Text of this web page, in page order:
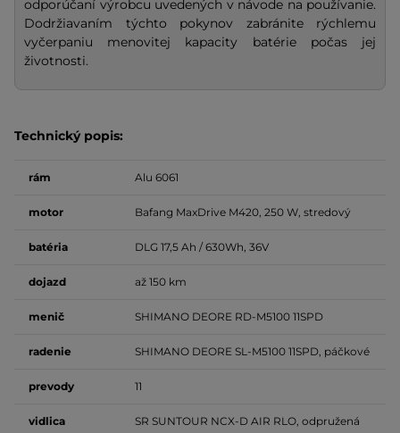
odporúčaní výrobcu uvedených v návode na používanie.
Dodržiavaním týchto pokynov zabránite rýchlemu
vyčerpaniu menovitej kapacity batérie počas jej
životnosti.
Technický popis:
rám Alu 6061
motor Bafang MaxDrive M420, 250 W, stredový
batéria DLG 17,5 Ah / 630Wh, 36V
dojazd až 150 km
menič SHIMANO DEORE RD-M5100 11SPD
radenie SHIMANO DEORE SL-M5100 11SPD, páčkové
prevody 11
vidlica SR SUNTOUR NCX-D AIR RLO, odpružená